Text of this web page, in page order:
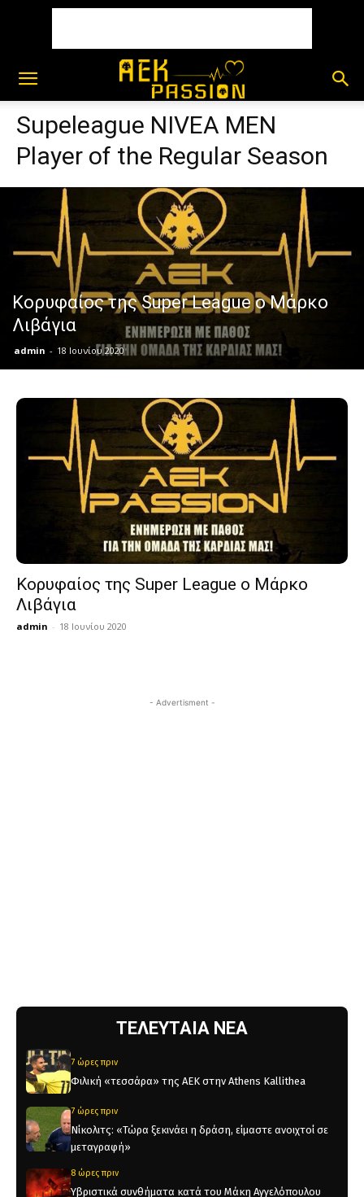
Supeleague NIVEA MEN
Player of the Regular Season
Κορυφαίος της Super League ο Μάρκο
Λιβάγια
admin - 18 Ιουνίου 2020
Κορυφαίος της Super League ο Μάρκο
Λιβάγια
admin - 18 Ιουνίου 2020
- Advertisment -
ΤΕΛΕΥΤΑΙΑ ΝΕΑ
7 ώρες πριν
Φιλική «τεσσάρα» της ΑΕΚ στην Athens Kallithea
7 ώρες πριν
Νίκολιτς: «Τώρα ξεκινάει η δράση, είμαστε ανοιχτοί σε
μεταγραφή»
8 ώρες πριν
Υβριστικά συνθήματα κατά του Μάκη Αγγελόπουλου